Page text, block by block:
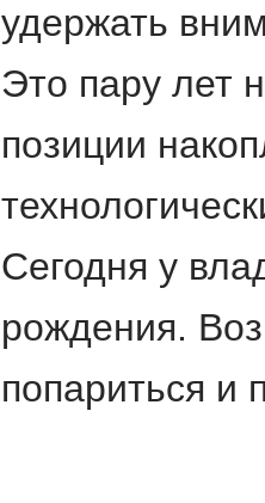
удержать
Это пару лет
позиции
Сегодня у
рождения.
попариться и